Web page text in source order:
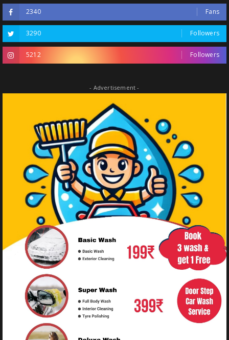
2340 Fans
3290 Followers
5212 Followers
- Advertisement -